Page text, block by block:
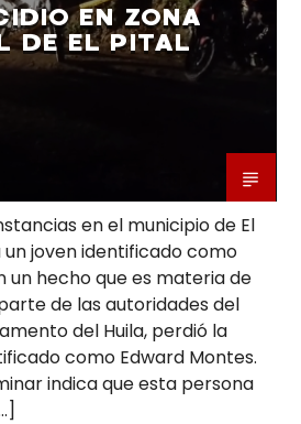
EN ZONA
DE EL PITAL
en el municipio de El
un joven identificado como
un hecho que es materia de
de las autoridades del
del Huila, perdió la
como Edward Montes.
indica que esta persona